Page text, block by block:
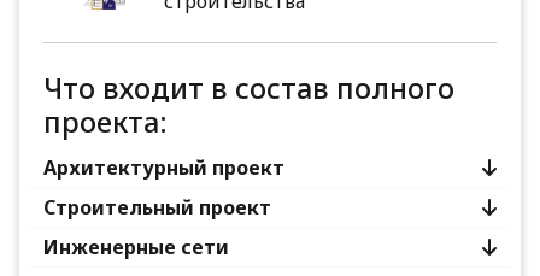
Что входит в состав полного
проекта:
Архитектурный проект
Строительный проект
Инженерные сети